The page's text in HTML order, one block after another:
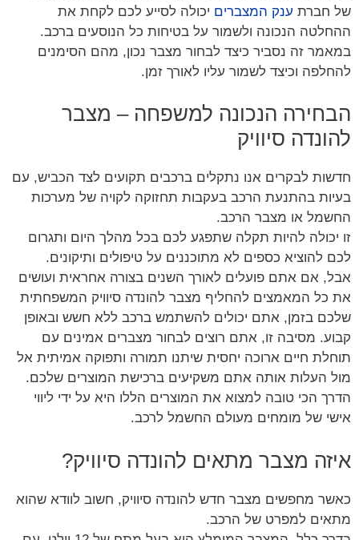
של חברת ענק המצברים יכולה לסייע לכם לקחת את
ההחלטה הנכונה ולשמור על בטיחות כל הנוסעים ברכב.
במאמר זה נסביר כיצד לבחור מצבר נכון, מהם הסימנים
להחלפה וכיצד לשמור עליו לאורך זמן.
הבחירה הנכונה למשפחה – מצבר
להונדה סיוויק
חדשות לבקרים אנו נתקלים ברכבים תקועים לצד הכביש, עם
בעיות בהתנעת הרכב בעקבות תחזוקה לקויה של מערכות
החשמל או מצבר הרכב.
זו יכולה להיות תקלה שתפגע לכם בכל מהלך היום ותגרום
לכם להוציא כספים לא מתוכננים על טיפולים ותיקונים.
אבל, אם אתם פועלים לאורך השנים בצורה אחראית ועושים
את כל המאמצים להחליף מצבר להונדה סיוויק המשפחתית
שלכם בזמן, אתם יכולים להשתמש ברכב ללא חשש ובאופן
קבוע. מסיבה זו, אתם רוצים לבחור מצברים אמינים עם
תוחלת חיים ארוכה יחסית שיתנו תמורה ותפוקה אמיתית אל
מול העלות אותה אתם משקיעים ברכישת המוצרים שלכם.
הדרך הכי טובה למצוא את המוצרים הללו היא על ידי ליווי
אישי של מומחים מעולם החשמל לרכב.
איזה מצבר מתאים להונדה סיוויק?
כאשר מחפשים מצבר חדש להונדה סיוויק, חשוב לוודא שהוא
מתאים למפרט של הרכב.